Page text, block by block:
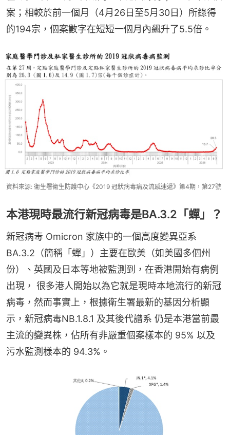
案；相較於前一個月（4月26日至5月30日）所錄得
的194宗，個案數字在短短一個月內飆升了5.5倍。
資料來源: 衞生署衞生防護中心《2019 冠狀病毒病及流感速遞》第4期，第27號
本港現時最流行新冠病毒是BA.3.2「蟬」？
新冠病毒 Omicron 家族中的一個高度變異亞系
BA.3.2（簡稱「蟬」）主要在歐美（如美國多個州
份）、英國及日本等地被監測到，在香港開始有病例
出現， 很多港人開始以為它就是現時本地流行的新冠
病毒，然而事實上，根據衛生署最新的基因分析顯
示，新冠病毒NB.1.8.1 及其後代譜系 仍是本港當前最
主流的變異株，佔所有非嚴重個案樣本的 95% 以及
污水監測樣本的 94.3%。